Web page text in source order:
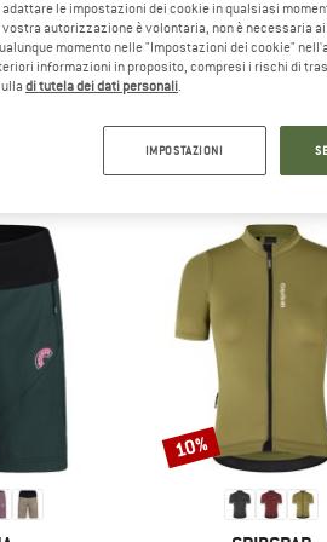
della montagna non
di leggere cosa ne pensi,
con loro!
CHE HANNO
Sconto
10%
adattare le impostazioni dei cookie in qualsiasi
autorizzazione è volontaria, non è necessaria
momento nelle "Impostazioni dei cookie"
informazioni in proposito, compresi i rischi di
di tutela dei dati personali.
IMPOSTAZIONI